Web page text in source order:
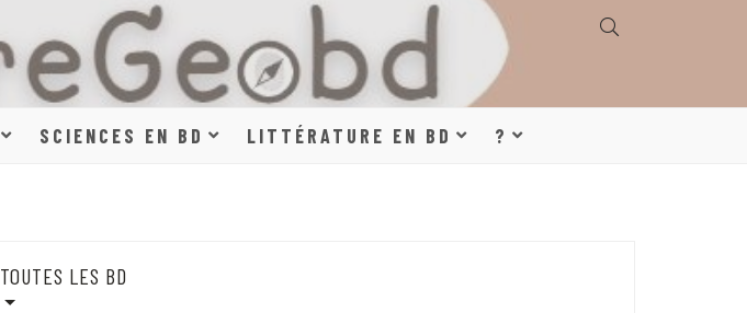
HISTOIRE, GÉOGRAPHIE,
SCIENCES, LITTÉRATURE
SCIENCES EN BD LITTÉRATURE EN BD ?
TOUTES LES BD